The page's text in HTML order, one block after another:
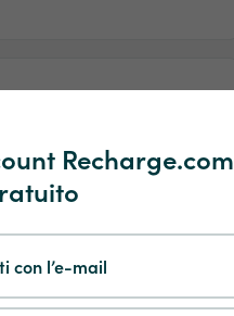
Recharge.com
con l’e-mail